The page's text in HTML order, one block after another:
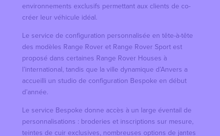
environnements exclusifs permettant aux clients de co-
créer leur véhicule idéal.
Le service de configuration personnalisée en tête-à-tête
des modèles Range Rover et Range Rover Sport est
proposé dans certaines Range Rover Houses à
l’international, tandis que la ville dynamique d’Anvers a
accueilli un studio de configuration Bespoke en début
d’année.
Le service Bespoke donne accès à un large éventail de
personnalisations : broderies et inscriptions sur mesure,
teintes de cuir exclusives, nombreuses options de jantes